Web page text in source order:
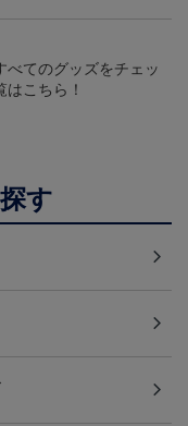
べてのグッズをチェッ
こちら！
す